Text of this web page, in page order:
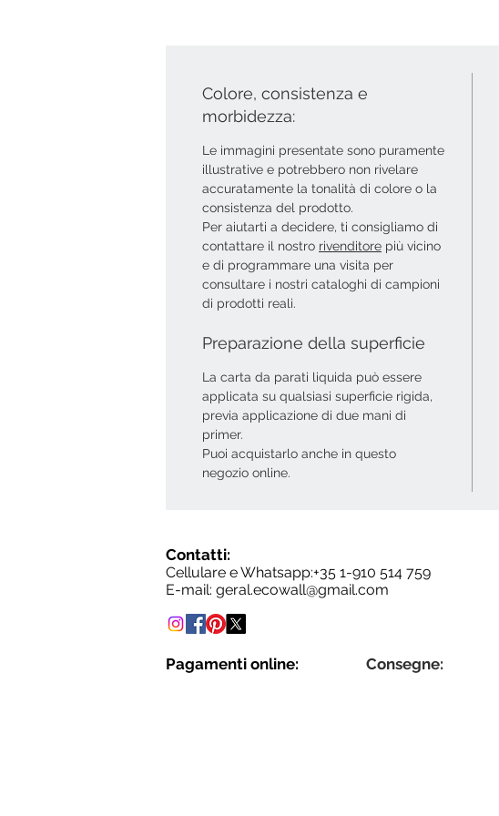
Colore, consistenza e
morbidezza:
Le immagini presentate sono puramente
illustrative e potrebbero non rivelare
accuratamente la tonalità di colore o la
consistenza del prodotto.
Per aiutarti a decidere, ti consigliamo di
contattare il nostro rivenditore più vicino
e di programmare una visita per
consultare i nostri cataloghi di campioni
di prodotti reali.
Preparazione della superficie
La carta da parati liquida può essere
applicata su qualsiasi superficie rigida,
previa applicazione di due mani di
primer.
Puoi acquistarlo anche in questo
negozio online.
Contatti:
Cellulare e Whatsapp:+35 1-910 514 759
E-mail: geral.ecowall@gmail.com
Pagamenti online: Consegne: